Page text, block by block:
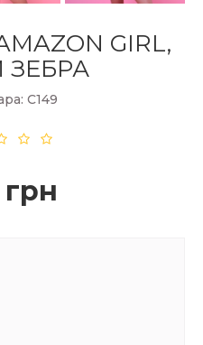
GIRL,
С149